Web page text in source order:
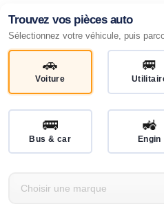
Trouvez vos pièces auto
Sélectionnez votre véhicule, puis
🚗
Voiture
🚐
🚌
Bus & car
🚜
Engin